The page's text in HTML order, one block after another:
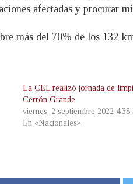
afectadas y procurar
más del 70% de los 132
La CEL realizó jornada de
Cerrón Grande
viernes, 2 septiembre 2022 4:38
En «Nacionales»